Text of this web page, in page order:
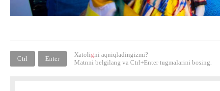
Ctrl Enter
Xatoligni aqniqladingizmi?
Matnni belgilang va Ctrl+Enter tugmalarini bosing.